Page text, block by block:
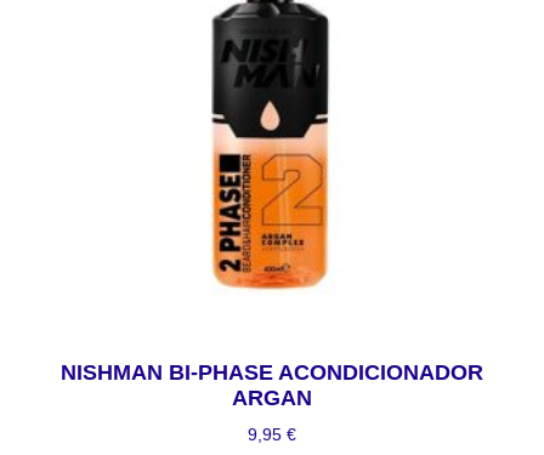
NISHMAN BI-PHASE ACONDICIONADOR
ARGAN
9,95 €